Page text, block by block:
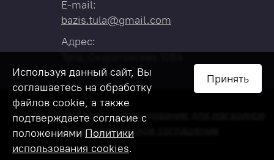
E-mail:
bazis.tula@gmail.com
Адрес:
Тула, Скуратовская 108а
© 2015-2026 Базис –оборудование для магазинов
|Пользовательское соглашение
Используя данный сайт, Вы
соглашаетесь на обработку
файлов cookie, а также
подтверждаете согласие с
положениями Политики
использования cookies.
Принять